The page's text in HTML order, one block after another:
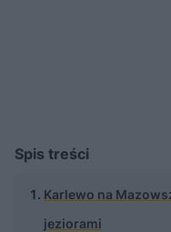
Spis treści
Karlewo na
jeziorami